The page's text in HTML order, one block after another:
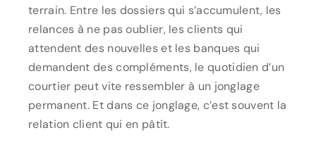
terrain. Entre les dossiers qui s’accumulent, les
relances à ne pas oublier, les clients qui
attendent des nouvelles et les banques qui
demandent des compléments, le quotidien d’un
courtier peut vite ressembler à un jonglage
permanent. Et dans ce jonglage, c’est souvent la
relation client qui en pâtit.